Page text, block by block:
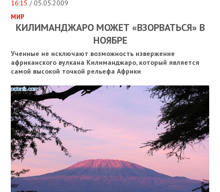
16:15 / 05.05.2009
МИР
КИЛИМАНДЖАРО МОЖЕТ «ВЗОРВАТЬСЯ» В
НОЯБРЕ
Ученные не исключают возможность извержение
африканского вулкана Килиманджаро, который является
самой высокой точкой рельефа Африки